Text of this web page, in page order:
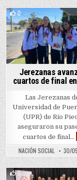
0
Posted in
Jerezanas
cuartos de final
Las Jerezanas
Universidad de
(UPR) de Río
aseguraron su
cuartos de final…
NACIÓN SOCIAL 30/
0